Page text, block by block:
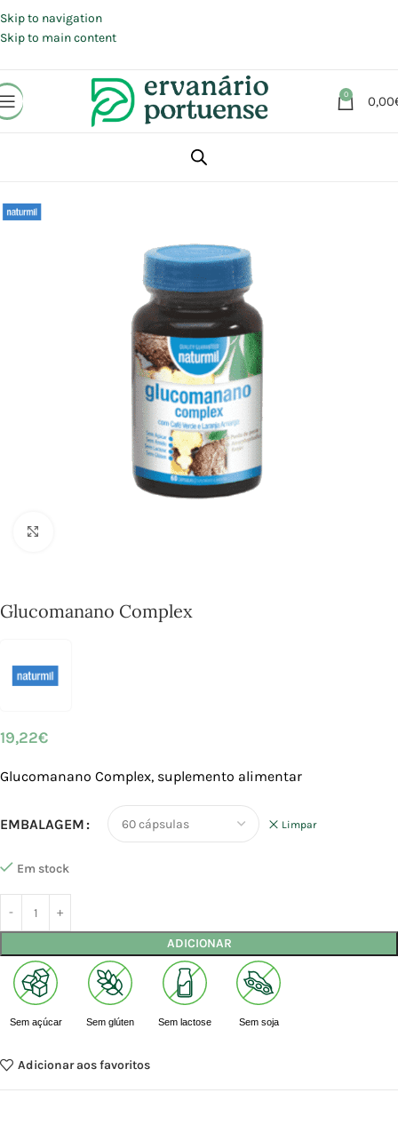
Skip to navigation
Skip to main content
0 0,00
Suplementos alimentares
Glucomanano Complex
19,22€
Glucomanano Complex, suplemento alimentar
EMBALAGEM Limpar
Em stock
ADICIONAR
Sem açúcar Sem glúten Sem lactose Sem soja
Adicionar aos favoritos